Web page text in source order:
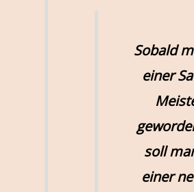
Sobald
einer
soll
einer